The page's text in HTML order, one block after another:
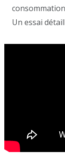
Un essai